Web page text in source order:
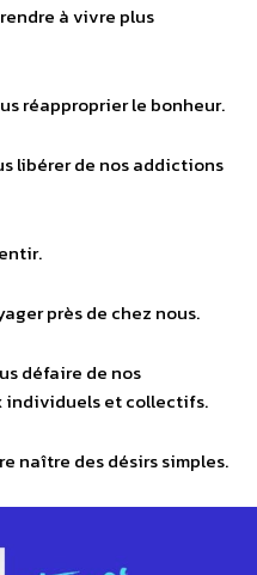
à vivre plus
réapproprier le bonheur.
libérer de nos addictions
près de chez nous.
défaire de nos
individuels et collectifs.
naître des désirs simples.